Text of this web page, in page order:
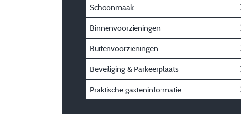
Schoonmaak
Binnenvoorzieningen
Buitenvoorzieningen
Beveiliging & Parkeerplaats
Praktische gasteninformatie